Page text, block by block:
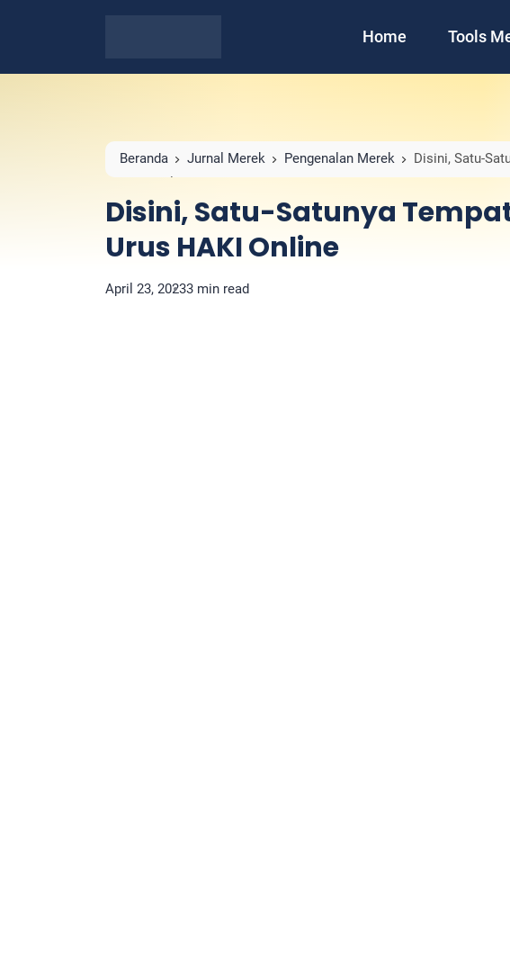
Home Tools
Beranda Jurnal Merek Pengenalan Merek
Disini, Satu-
HAKI Online
Disini, Satu-Satunya
Urus HAKI Online
April 23, 20233 min read